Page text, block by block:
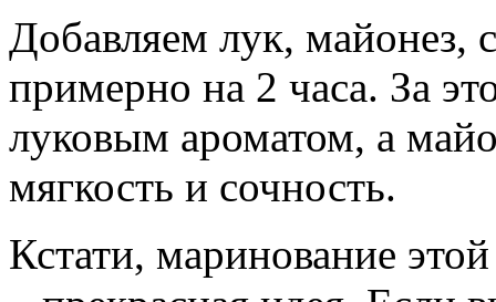
Добавляем лук, майонез,
примерно на 2 часа. За
луковым ароматом, а
мягкость и сочность.
Кстати, маринование